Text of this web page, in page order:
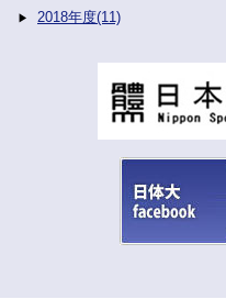
2018年度(11)